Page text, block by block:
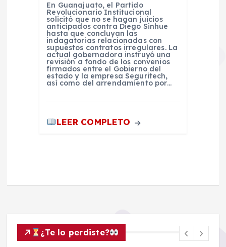
En Guanajuato, el Partido
Revolucionario Institucional
solicitó que no se hagan juicios
anticipados contra Diego Sinhue
hasta que concluyan las
indagatorias relacionadas con
supuestos contratos irregulares. La
actual gobernadora instruyó una
revisión a fondo de los convenios
firmados entre el Gobierno del
estado y la empresa Seguritech,
así como del arrendamiento por…
LEER COMPLETO
¿Te lo perdiste?